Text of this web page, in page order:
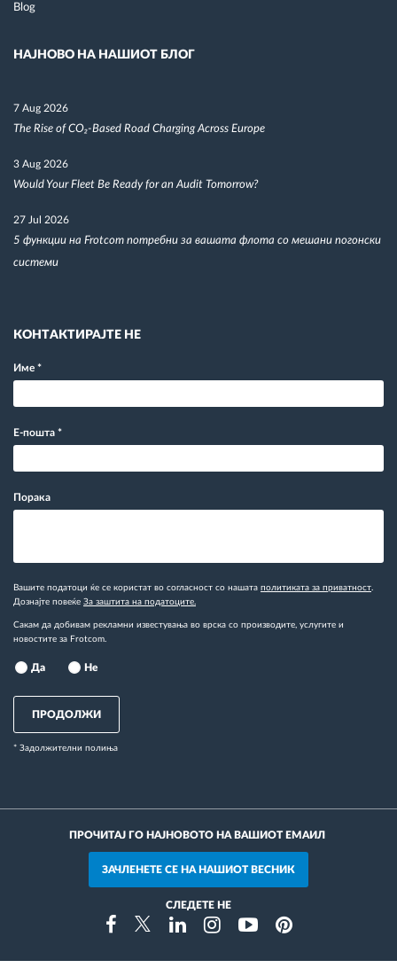
Blog
НАЈНОВО НА НАШИОТ БЛОГ
7 Aug 2026
The Rise of CO₂-Based Road Charging Across Europe
3 Aug 2026
Would Your Fleet Be Ready for an Audit Tomorrow?
27 Jul 2026
5 функции на Frotcom потребни за вашата флота со мешани погонски
системи
КОНТАКТИРАЈТЕ НЕ
Име *
Е-пошта *
Порака
Вашите податоци ќе се користат во согласност со нашата политиката за приватност.
Дознајте повеќе За заштита на податоците.
Сакам да добивам рекламни известувања во врска со производите, услугите и
новостите за Frotcom.
Да Не
ПРОДОЛЖИ
* Задолжителни полиња
ПРОЧИТАЈ ГО НАЈНОВОТО НА ВАШИОТ ЕМАИЛ
ЗАЧЛЕНЕТЕ СЕ НА НАШИОТ ВЕСНИК
СЛЕДЕТЕ НЕ
FacebookTwitterLinkedinInstragramYoutubePinterest